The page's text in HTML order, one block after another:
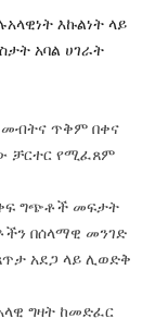
እኩልነት ላይ
አባል ሀገራት
መብትና ጥቅም በቀና
ቻርተር የሚፈጸም
ግጭቶች መፍታት
በሰላማዊ መንገድ
አደጋ ላይ ሊወድቅ
ግዛት ከመድፈር